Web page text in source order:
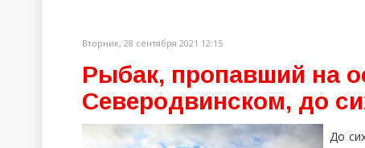
Вторник, 28 сентября 2021 12:15
Рыбак, пропавший на
Северодвинском, до
До